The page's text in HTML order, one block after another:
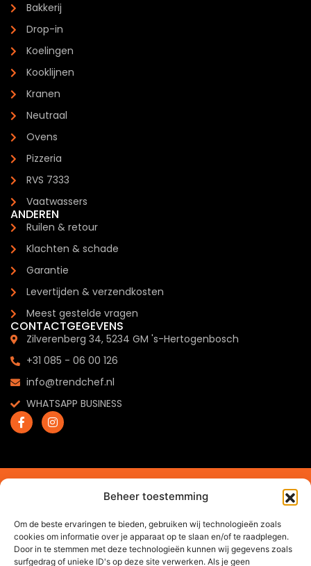
Beheer toestemming
Om de beste ervaringen te bieden, gebruiken wij technologieën zoals
cookies om informatie over je apparaat op te slaan en/of te raadplegen.
Door in te stemmen met deze technologieën kunnen wij gegevens zoals
surfgedrag of unieke ID's op deze site verwerken. Als je geen
Bakkerij
Drop-in
Koelingen
Kooklijnen
Kranen
Neutraal
Ovens
Pizzeria
RVS 7333
Vaatwassers
ANDEREN
Ruilen & retour
Klachten & schade
Garantie
Levertijden & verzendkosten
Meest gestelde vragen
CONTACTGEGEVENS
Zilverenberg 34, 5234 GM 's-Hertogenbosch
+31 085 - 06 00 126
info@trendchef.nl
WHATSAPP BUSINESS
Website gemaakt doorArkdesign.nl